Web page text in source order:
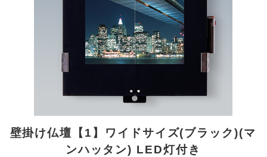
壁掛け仏壇【1】ワイドサイズ(ブラック)(マ
ンハッタン) LED灯付き